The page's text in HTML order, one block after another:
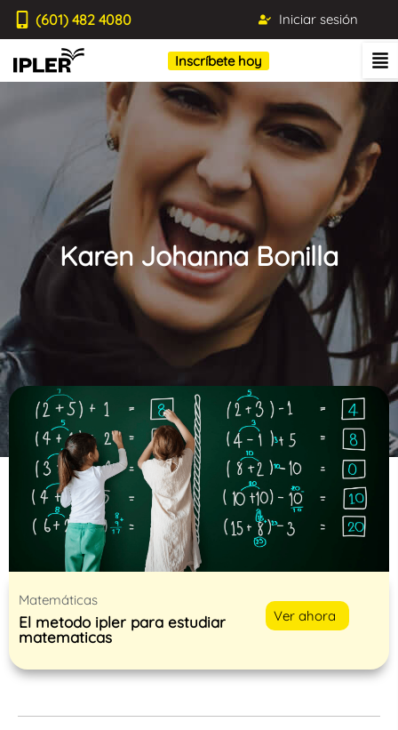
(601) 482 4080 Iniciar sesión
Inscríbete hoy
Karen Johanna Bonilla
Blog IPLER
Matemáticas
El metodo ipler para estudiar
matematicas
Ver ahora